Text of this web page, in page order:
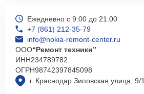
г. Краснодар Зиповская улица, 9/1
Ежедневно с 9:00 до 21:00
+7 (861) 212-35-79
info@nokia-remont-center.ru
ООО“Ремонт техники”
ИНН234789782
ОГРН98742397845098